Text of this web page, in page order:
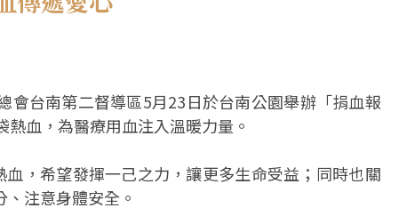
會台南第二督導區5月23日於台南公園舉辦「捐血報
血，為醫療用血注入溫暖力量。
，希望發揮一己之力，讓更多生命受益；同時也關
注意身體安全。